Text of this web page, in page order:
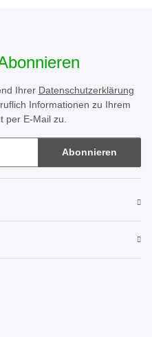
Ihrer Datenschutzerklärung
Informationen zu Ihrem
per E-Mail zu.
Abonnieren